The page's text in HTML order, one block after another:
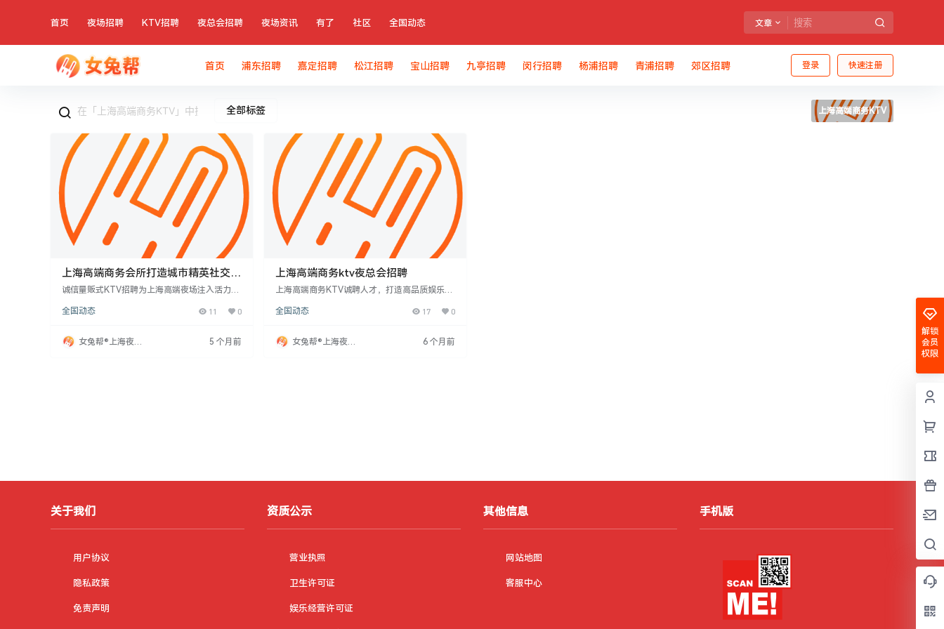
首页 夜场招聘 KTV招聘 夜总会招聘 夜场资讯 有了 社区 全国动态 文章
登录 快速注册
首页 浦东招聘 嘉定招聘 松江招聘 宝山招聘 九亭招聘 闵行招聘 杨浦招聘 青浦招聘 郊区招聘
全部标签 上海高端商务KTV
上海高端商务会所打造城市精英社交新
场景
诚信量贩式KTV招聘为上海高端夜场注入活力，
商务交流场所，注重员工团队建设。其特点在于
青年，提供服务与管理等职位，要求良好沟通、
亲和力及抗压能力，优先考虑有经验者。招聘方
全国动态 11 0
女兔帮®上海夜场
5 个月前
上海高端商务ktv夜总会招聘
上海高端商务KTV诚聘人才，打造高品质娱乐服
以上，五官端正，普通话标准，具备服务意识和
兼职或全职。工作时间晚上8点至12点。无需中
介费，面试后可当天上岗。公司设有固定面试时
全国动态 17 0
女兔帮®上海夜场
6 个月前
解锁
会员
权限
关于我们
用户协议
隐私政策
免责声明
资质公示
营业执照
卫生许可证
娱乐经营许可证
其他信息
网站地图
客服中心
手机版